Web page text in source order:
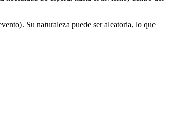
Su naturaleza puede ser aleatoria, lo que